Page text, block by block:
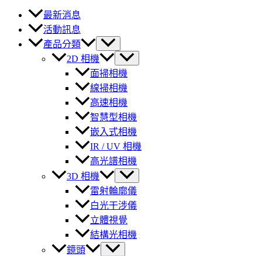
最新消息
活動訊息
產品分類
2D 相機
面掃相機
線掃相機
高速相機
智慧型相機
嵌入式相機
IR / UV 相機
高光譜相機
3D 相機
雷射輪廓儀
白光干涉儀
立體視覺
結構光相機
鏡頭